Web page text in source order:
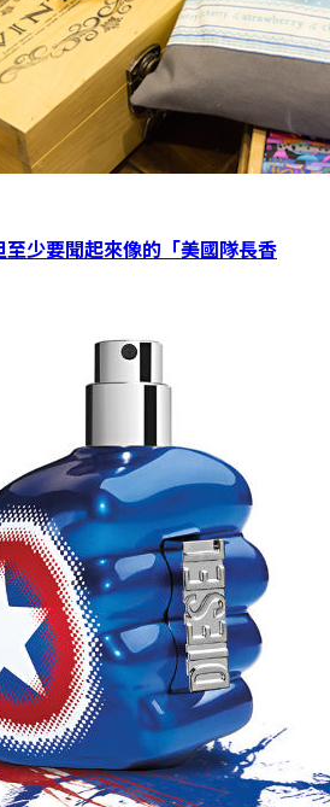
少要聞起來像的「美國隊長香